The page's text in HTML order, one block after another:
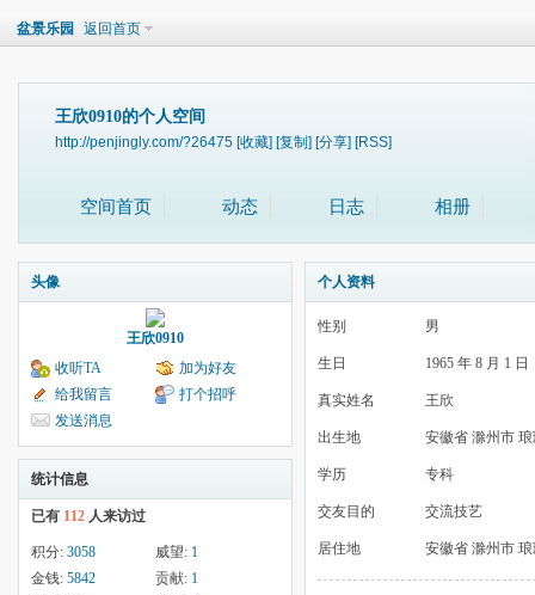
盆景乐园 返回首页
王欣0910的个人空间
http://penjingly.com/?26475 [收藏] [复制] [分享] [RSS]
空间首页 动态 日志 相册
头像
王欣0910
收听TA
加为好友
给我留言
打个招呼
发送消息
统计信息
已有 112 人来访过
积分: 3058 威望: 1
金钱: 5842 贡献: 1
个人资料
性别 男
生日 1965 年 8 月 1 日
真实姓名 王欣
出生地 安徽省 滁州市
学历 专科
交友目的 交流技艺
居住地 安徽省 滁州市